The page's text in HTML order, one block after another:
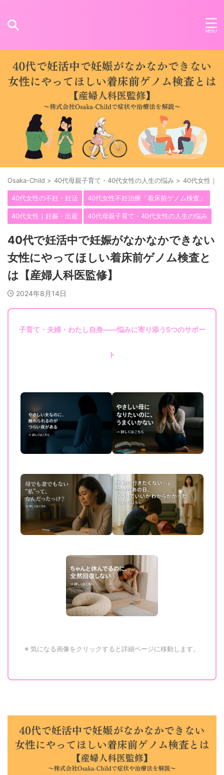
Osaka-Child > 40代母親子育て・40代女性の人生の悩み > 40代女性｜
40代女性の不妊・妊活 40代女性不妊治療「着床前ゲノム検査」
40代女性｜妊娠・出産 40代母親子育て・40代女性の人生の悩み
40代で妊活中で妊娠がなかなかできない
女性にやってほしい着床前ゲノム検査と
は【産婦人科医監修】
2024年8月14日
子育て・夫婦・わたし自身——悩みに寄り添う5つのサポー
ト
※ 気になる画像をクリックすると詳細ページに移動します。